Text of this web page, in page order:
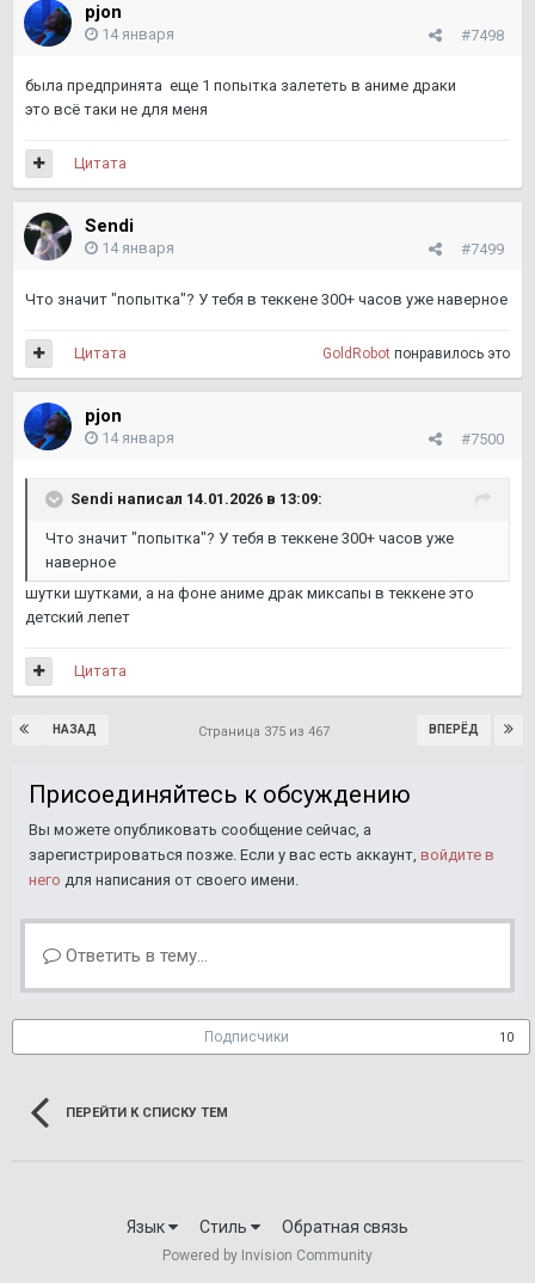
pjon
#7498
14 января
была предпринята еще 1 попытка залететь в аниме драки
это всё таки не для меня
Цитата
Sendi
#7499
14 января
Что значит "попытка"? У тебя в теккене 300+ часов уже наверное
GoldRobot понравилось это
Цитата
pjon
#7500
14 января
Sendi написал 14.01.2026 в 13:09:
Что значит "попытка"? У тебя в теккене 300+ часов уже
наверное
шутки шутками, а на фоне аниме драк миксапы в теккене это
детский лепет
Цитата
НАЗАД ВПЕРЁД
Страница 375 из 467
Присоединяйтесь к обсуждению
Вы можете опубликовать сообщение сейчас, а
зарегистрироваться позже. Если у вас есть аккаунт, войдите в
него для написания от своего имени.
Ответить в тему...
Подписчики 10
ПЕРЕЙТИ К СПИСКУ ТЕМ
Язык Стиль Обратная связь
Powered by Invision Community